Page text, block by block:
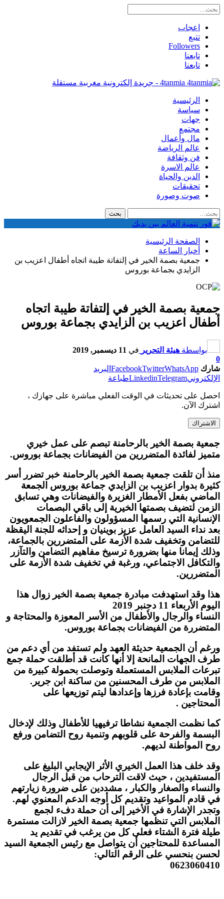
اعجاب
تتبع
Followers
تابعنا
تابعنا
4tanmia - جريدة إلكترونية مغربية مستقلة
الرئيسية
سياسة
جهات
مجتمع
مال وأعمال
عالم الرياضة
فن وثقافة
عالم الاسرة
الدين والحياة
تحقيقات
صوت وصورة
الصفحة الرئيسية
أخبار الساعة
جمعية بصمة الخير في إلتفاتة طيبة اتجاه أطفال اعزيب بن
الزايدي بجماعة بوروس
جمعية بصمة الخير في إلتفاتة طيبة اتجاه
أطفال اعزيب بن الزايدي بجماعة بوروس
بواسطة هيئة التحرير في 11 ديسمبر, 2019
0
شارك
FacebookTwitterWhatsApp
البريد
الإلكتروني
LinkedinTelegram طباعة
احصل على تحديثات في الوقت الفعلي مباشرة على جهازك ،
اشترك الآن.
الاشتراك
جمعية بصمة الخير بالرحامنة تبصم على عمل خيري
متميز لفائدة المتضررين من الفيضانات بجماعة بوروس.
منذ أن تلقت جمعية بصمة الخير بالرحامنة خبر تضرر أسر
كثيرة بدوار اعزيب بن الزايدي جماعة بوروس الجمعة
الماضي بفعل الأمطار الغزيرة والفيضانات وهي تسابق
الزمن لتضيف بصمتها الخيرية إلى باقي البصمات
الإنسانية التي رسمها المسؤولون والفاعلون الجمعويون
بعد نداء السيد العامل عزيز بوينيان و إحداثه للجنة اليقظة
للتضامن وتخفيف شدة الأزمة على المتضررين بالجماعة،
ﻭذلك إيمانا منها بضرورة ترسيخ مفاهيم ﺍﻟﺘﻀﺎﻣﻦ ﻭﺍﻟﺘﺂﺯﺭ
ﻭﺍﻟﺘﻜﺎﻓﻞ ﺍﻻﺟﺘﻤﺎﻋﻲ، ورغبة في تخفيف شدة الأزمة على
المتضررين.
ﻫﺬﺍ ﻭﻗﺪ ﺍﺳﺘﻬﺪﻓﺖ مبادرة جمعية بصمة الخير زوال هذا
اليوم الأربعاء 11 دجنبر 2019
ﺍﻟﻨﺴﺎﺀ ﻭﺍﻟﺮﺟﺎﻝ ﻭﺍﻷﻃﻔﺎﻝ من ﺍﻷﺳﺮ ﺍﻟﻤﻌﻮﺯﺓ ﻭﺍﻟﻤﺤﺘﺎﺟﺔ و
المتضررة من الفيضانات بجماعة بوروس.
ورغم أن الجمعية حديثة العهد ولم تستفد من أي دعم من
طرف الجهات المانحة إلا أنها ﻛﺎﻧﺖ قد ﺃﻃلقت ﺣﻤﻠﺔ ﺟﻤﻊ
ﺗﺒﺮﻋﺎﺕ ﺍﻟﻤﻼﺑﺲ ﺍﻟﻤﺴﺘﻌﻤﻠﺔ وﺗﻮﺻﻠﺖ ﺑﺤﻤﻮﻟﺔ ﻛﺒﻴﺮﺓ ﻣﻦ
ﺍﻟﻤﻼﺑﺲ ﻣﻦ ﻃﺮﻑ المحسنين من ساكنة ابن جرير.
ﻭﻗﺎﻣﺖ ﺑﺈﻋﺎﺩﺓ ﻓﺮﺯﻫﺎ ﻭﺇﻋﺪﺍﺩﻫﺎ ﻟﻴﺘﻢ ﺗﻮﺯﻳﻌﻬﺎ على
المحتاجين .
كما نظمت الجمعية نشاطا ترفيهيا للأطفال وذلك لإدخال
البسمة والفرحة على قلوبهم وتنمية روح التضامن ورفع
روح المواطنة لديهم.
ﻭﻗﺪ خلف ﻫﺬﺍ ﺍﻟﻌﻤﻞ ﺍﻟﺨﻴﺮﻱ ﺍﻷﺛﺮ ﺍﻹﻳﺠﺎﺑﻲ ﺍﻟﺒﻠﻴﻎ ﻋﻠﻰ
ﺍﻟﻤﺴﺘﻔﻴﺪﻳﻦ ، ﺣﻴﺚ ﻻﻗﺖ ﺍﻟﺘﺮﺣﺎﺏ ﻣﻦ ﻗﺒﻞ ﺍﻟﺮﺟﺎﻝ
ﻭﺍﻟﻨﺴﺎﺀ ﻭﺍﻟﺼﻐﺎﺭ ﻭﺍﻟﻜﺒﺎﺭ ، ﻣﺸﺪﺩﻳﻦ ﻋﻠﻰ ﺿﺮﻭﺭﺓ ﺯﻳﺎﺭﺗﻬﻢ
ﻓﻲ ﻗﺎﺩﻡ ﺍﻟﻤﻮﺍﻋﻴﺪ ﻭﺗﻘﺪﻳﻢ ﻛﻞ ﺃﻭﺟﻪ ﺍﻟﺪﻋﻢ ﺍﻟﻤﻌﻨﻮﻱ ﻟﻬﻢ.
وتجدر الإشارة في الأخير إلى أن حملة دفء لجمع
الملابس التي تنظمها جمعية بصمة الخير لازالت مستمرة
طيلة فترة الشتاء فعلى كل من يرغب في تقديم يد
المساعدة للمحتاجين أن يتواصل مع رئيس الجمعية السيد
لحسن بنحسي على الرقم التالي:
0623060410